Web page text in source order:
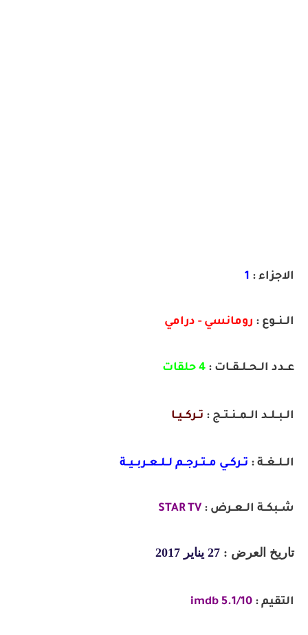
الاجزاء : 1
الــنــوع : رومانسي - درامي
عــدد الــحــلــقــات : 4 حلقات
الــبــلــد الــمــنــتــج : تــركــيــا
الــلــغــة : تــركــي مــتــرجــم لــلــعــربــيــة
شــبكــة الــعــرض : STAR TV
تاريخ العرض : 27 يناير 2017
التقيم : 5.1/10 imdb